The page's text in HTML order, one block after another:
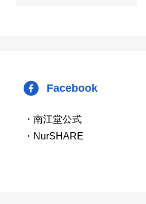
Facebook
・南江堂公式
・NurSHARE